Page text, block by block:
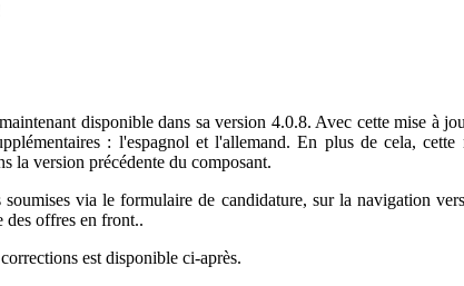
disponible dans sa version 4.0.8. Avec cette mise à
: l'espagnol et l'allemand. En plus de cela,
la version précédente du composant.
via le formulaire de candidature, sur la navigation
des offres en front..
est disponible ci-après.